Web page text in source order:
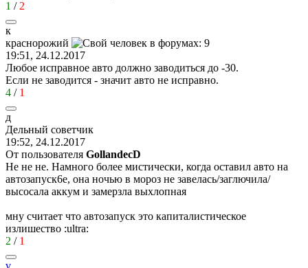
1 / 2
к
краснорожий
19:51, 24.12.2017
Любое исправное авто должно заводиться до -30.
Если не заводится - значит авто не исправно.
4 / 1
д
Дельный советчик
19:52, 24.12.2017
От пользователя GollandecD
Не не не. Намного более мистически, когда оставил авто на
автозапуск6е, она ночью в мороз не завелась/заглючила/
высосала аккум и замерзла выхлопная
мну считает что автозапуск это капиталистическое
излишество :ultra:
2 / 1
v